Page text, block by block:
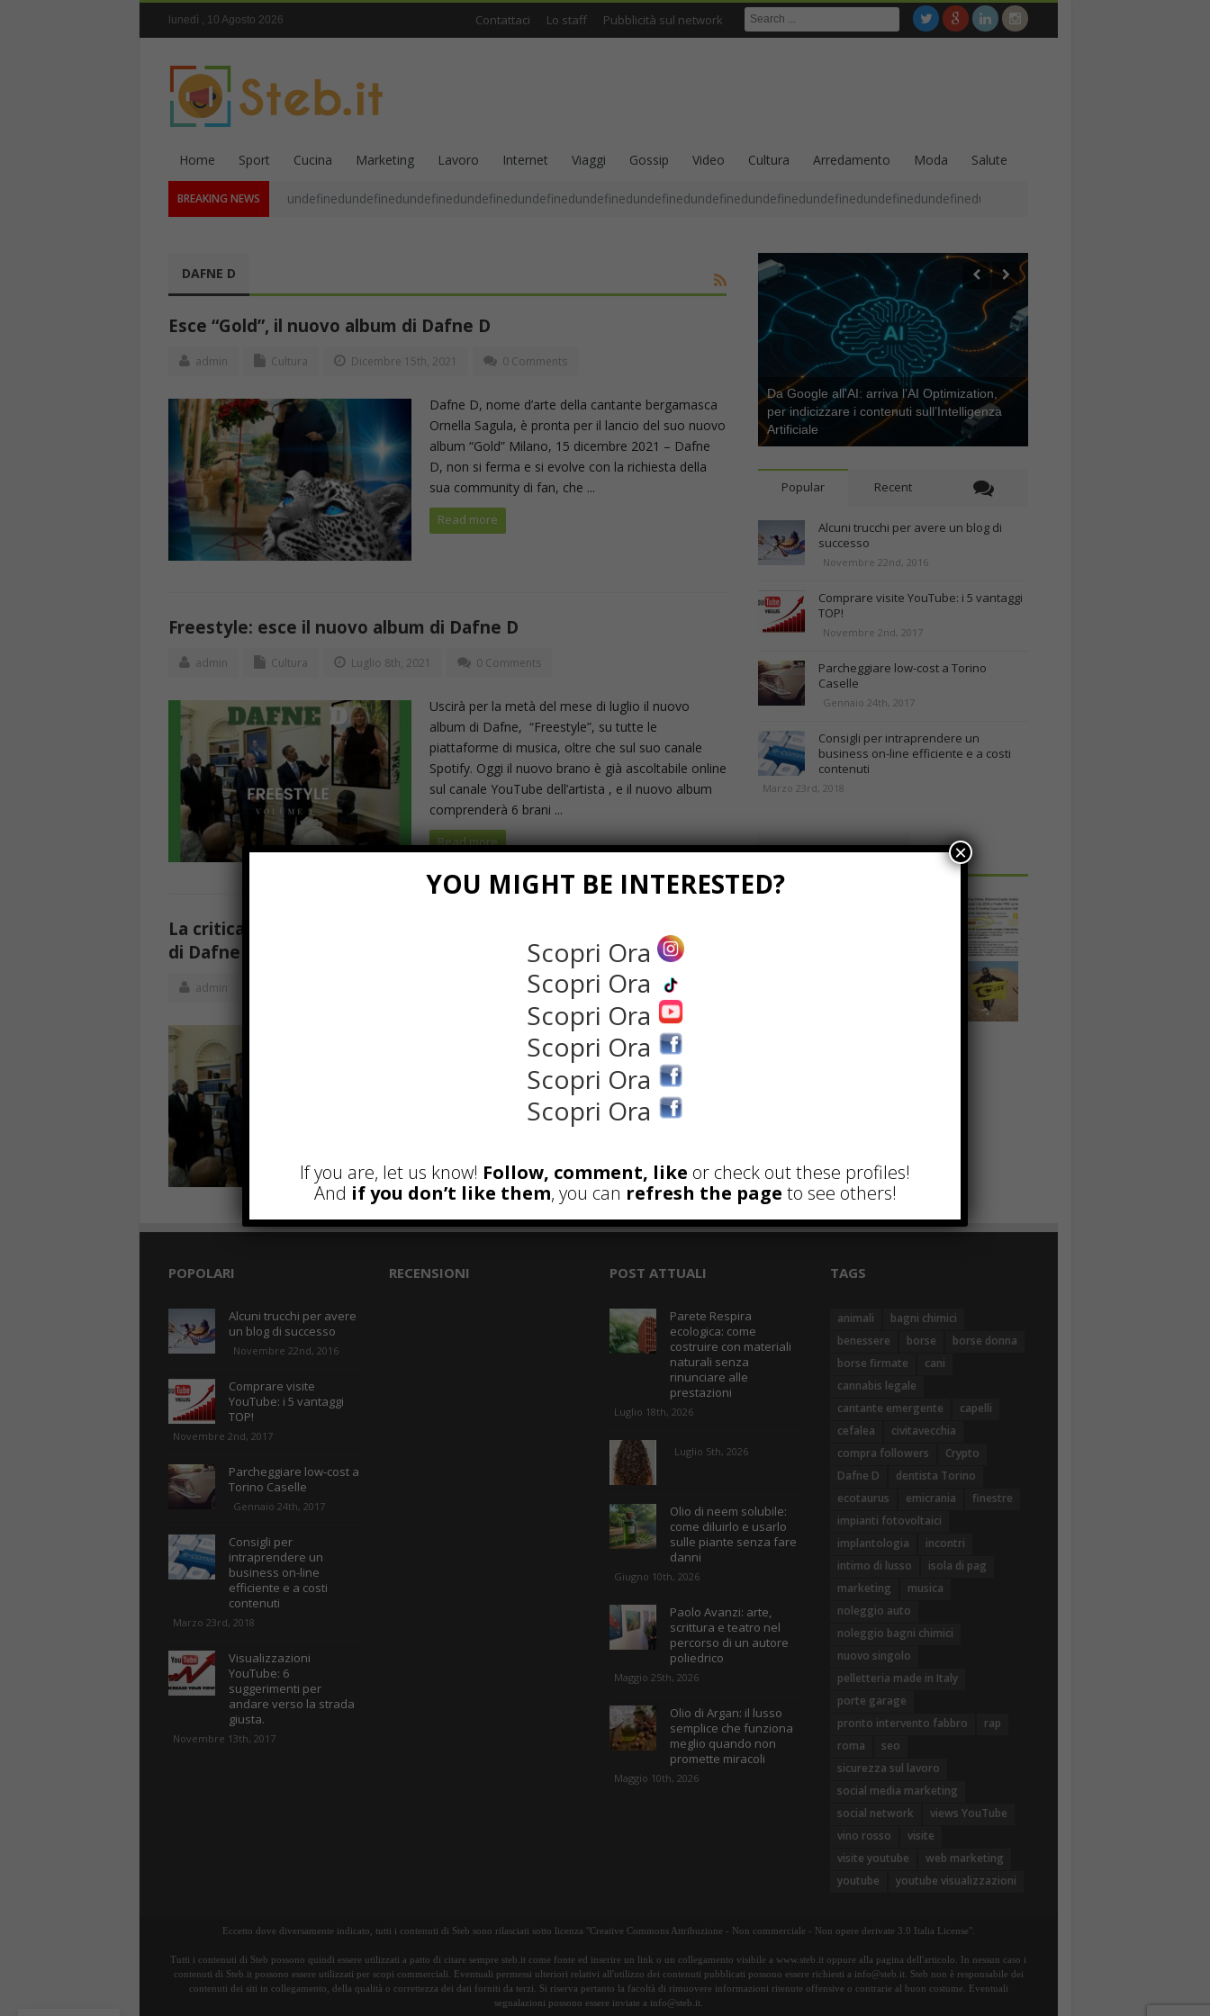
lunedì , 10 Agosto 2026 Contattaci Lo staff Pubblicità sul network
Home Sport Cucina Marketing Lavoro Internet Viaggi Gossip Video Cultura Arredamento Moda Salute
BREAKING NEWS
DAFNE D
Esce “Gold”, il nuovo album di Dafne D
admin Cultura Dicembre 15th, 2021 0 Comments
Dafne D, nome d’arte della cantante bergamasca
Ornella Sagula, è pronta per il lancio del suo nuovo
album “Gold” Milano, 15 dicembre 2021 – Dafne
D, non si ferma e si evolve con la richiesta della
sua community di fan, che ...
Read more
Freestyle: esce il nuovo album di Dafne D
admin Cultura Luglio 8th, 2021 0 Comments
Uscirà per la metà del mese di luglio il nuovo
album di Dafne, “Freestyle”, su tutte le
piattaforme di musica, oltre che sul suo canale
Spotify. Oggi il nuovo brano è già ascoltabile online
sul canale YouTube dell’artista , e il nuovo album
comprenderà 6 brani ...
Read more
La critica ad un mondo pieno di vizi in Freestyle, il nuovo singolo
di Dafne D
admin 0 Comments
Ornella Sagula, in arte Dafne D, ha lanciato sul
suo canale Youtube, il suo nuovo singolo
Freestyle, una canzone rap che vuole essere una
sorta di denuncia della realtà che viviamo,
basata sull’apparenza e l’apparire. Un testo che
Read more
Da Google all’AI: arriva l’AI Optimization,
per indicizzare i contenuti sull’Intelligenza
Artificiale
Popular Recent
Alcuni trucchi per avere un blog di
successo
Novembre 22nd, 2016
Comprare visite YouTube: i 5 vantaggi
TOP!
Novembre 2nd, 2017
Parcheggiare low-cost a Torino
Caselle
Gennaio 24th, 2017
Consigli per intraprendere un
business on-line efficiente e a costi
contenuti
Marzo 23rd, 2018
NEWS IN UNA FOTO
POPOLARI
Alcuni trucchi per avere
un blog di successo
Novembre 22nd, 2016
Comprare visite
YouTube: i 5 vantaggi
TOP!
Novembre 2nd, 2017
Parcheggiare low-cost a
Torino Caselle
Gennaio 24th, 2017
Consigli per
intraprendere un
business on-line
efficiente e a costi
contenuti
Marzo 23rd, 2018
Visualizzazioni
YouTube: 6
suggerimenti per
andare verso la strada
giusta.
Novembre 13th, 2017
RECENSIONI POST ATTUALI
Parete Respira
ecologica: come
costruire con materiali
naturali senza
rinunciare alle
prestazioni
Luglio 18th, 2026
Luglio 5th, 2026
Olio di neem solubile:
come diluirlo e usarlo
sulle piante senza fare
danni
Giugno 10th, 2026
Paolo Avanzi: arte,
scrittura e teatro nel
percorso di un autore
poliedrico
Maggio 25th, 2026
Olio di Argan: il lusso
semplice che funziona
meglio quando non
promette miracoli
Maggio 10th, 2026
TAGS
animali
bagni chimici
benessere
borse
borse donna
borse firmate
cani
cannabis legale
cantante emergente
capelli
cefalea
civitavecchia
compra followers
Crypto
Dafne D
dentista Torino
ecotaurus
emicrania
finestre
impianti fotovoltaici
implantologia
incontri
intimo di lusso
isola di pag
marketing
musica
noleggio auto
noleggio bagni chimici
nuovo singolo
pelletteria made in Italy
porte garage
pronto intervento fabbro
rap
roma
seo
sicurezza sul lavoro
social media marketing
social network
views YouTube
vino rosso
visite
visite youtube
web marketing
youtube
youtube visualizzazioni
Eccetto dove diversamente indicato, tutti i contenuti di Steb sono rilasciati sotto licenza "Creative Commons Attribuzione - Non commerciale - Non opere derivate 3.0 Italia License".
Tutti i contenuti di Steb possono quindi essere utilizzati a patto di citare sempre steb.it come fonte ed inserire un link o un collegamento visibile a www.steb.it oppure alla pagina dell'articolo. In nessun caso i
contenuti di Steb.it possono essere utilizzati per scopi commerciali. Eventuali permessi ulteriori relativi all'utilizzo dei contenuti pubblicati possono essere richiesti a info@steb.it. Steb non è responsabile dei
contenuti dei siti in collegamento, della qualità o correttezza dei dati forniti da terzi. Si riserva pertanto la facoltà di rimuovere informazioni ritenute offensive o contrarie al buon costume. Eventuali
segnalazioni possono essere inviate a info@steb.it.
YOU MIGHT BE INTERESTED?
Scopri Ora
Scopri Ora
Scopri Ora
Scopri Ora
Scopri Ora
Scopri Ora
If you are, let us know! Follow, comment, like or check out these profiles!
And if you don’t like them, you can refresh the page to see others!
×